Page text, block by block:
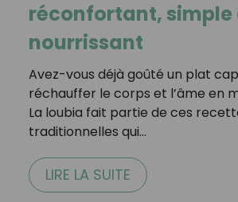
réconfortant, simple
nourrissant
Avez-vous déjà goûté un plat
réchauffer le corps et l’âme en
La loubia fait partie de ces
traditionnelles qui…
LIRE LA SUITE